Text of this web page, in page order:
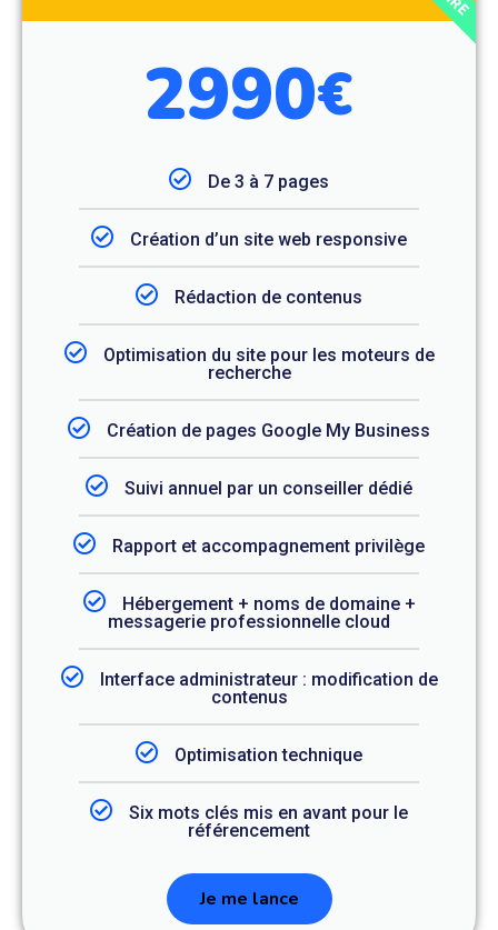
2990€
De 3 à 7 pages
Création d’un site web responsive
Rédaction de contenus
Optimisation du site pour les moteurs de
recherche
Création de pages Google My Business
Suivi annuel par un conseiller dédié
Rapport et accompagnement privilège
Hébergement + noms de domaine +
messagerie professionnelle cloud
Interface administrateur : modification de
contenus
Optimisation technique
Six mots clés mis en avant pour le
référencement
Je me lance